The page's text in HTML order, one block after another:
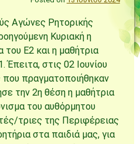
Αγώνες Ρητορικής
Κυριακή η
του Ε2 και η μαθήτρια
Έπειτα, στις 02 Ιουνίου
πραγματοποιήθηκαν
την 2η θέση η μαθήτρια
του αυθόρμητου
τριες της Περιφέρειας
στα παιδιά μας, για